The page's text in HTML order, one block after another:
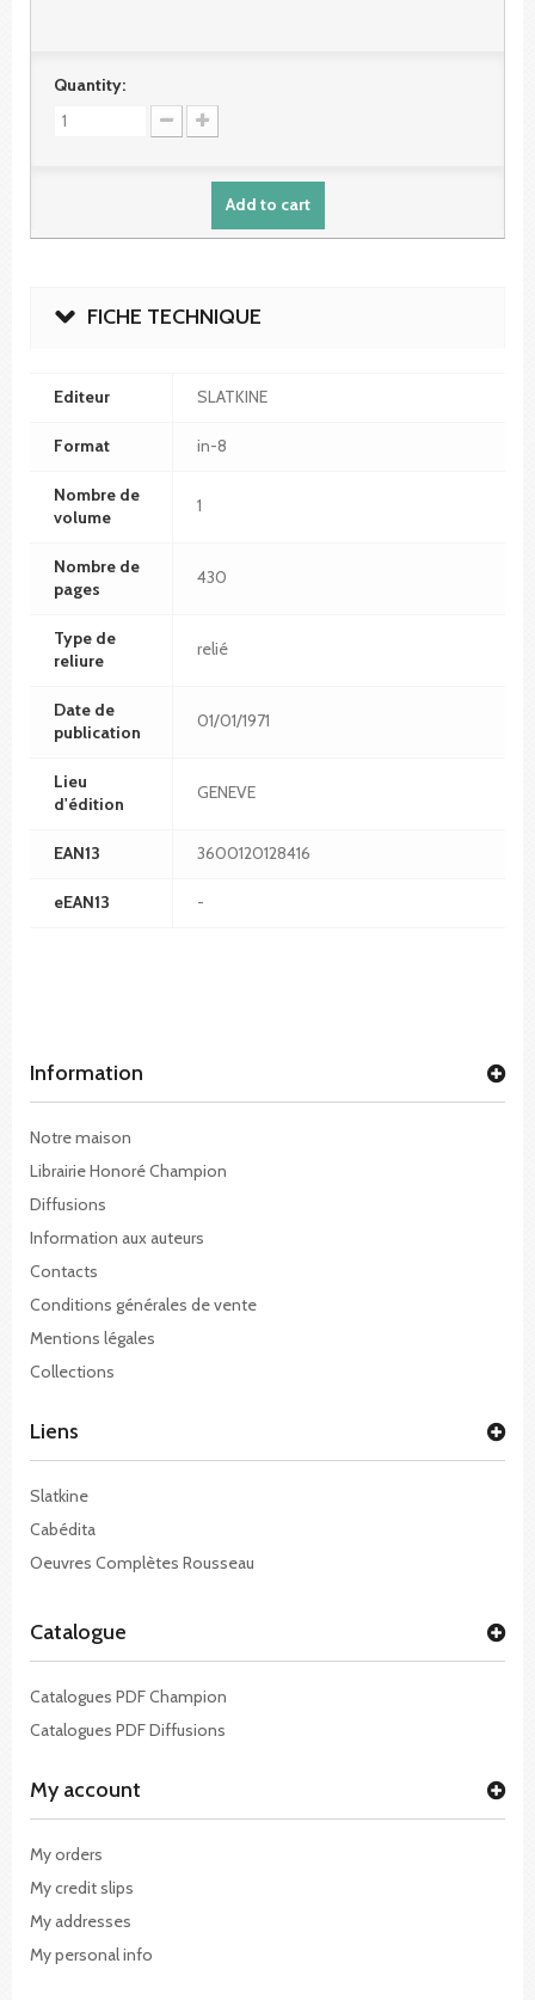
Quantity:
Add to cart
FICHE TECHNIQUE
Editeur SLATKINE
Format in-8
Nombre de
volume
1
Nombre de
pages
430
Type de
reliure
relié
Date de
publication
01/01/1971
Lieu
d'édition
GENEVE
EAN13 3600120128416
eEAN13 -
Information
Notre maison
Librairie Honoré Champion
Diffusions
Information aux auteurs
Contacts
Conditions générales de vente
Mentions légales
Collections
Liens
Slatkine
Cabédita
Oeuvres Complètes Rousseau
Catalogue
Catalogues PDF Champion
Catalogues PDF Diffusions
My account
My orders
My credit slips
My addresses
My personal info